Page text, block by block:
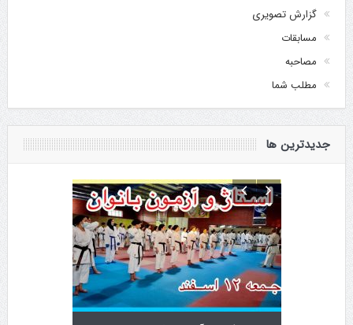
گزارش تصویری
مسابقات
مصاحبه
مطلب شما
جدیدترین ها